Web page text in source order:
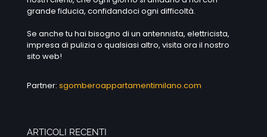
grande fiducia, confidandoci ogni difficoltà.
Se anche tu hai bisogno di un antennista, elettricista,
impresa di pulizia o qualsiasi altro, visita ora il nostro
sito web!
Partner: sgomberoappartamentimilano.com
ARTICOLI RECENTI